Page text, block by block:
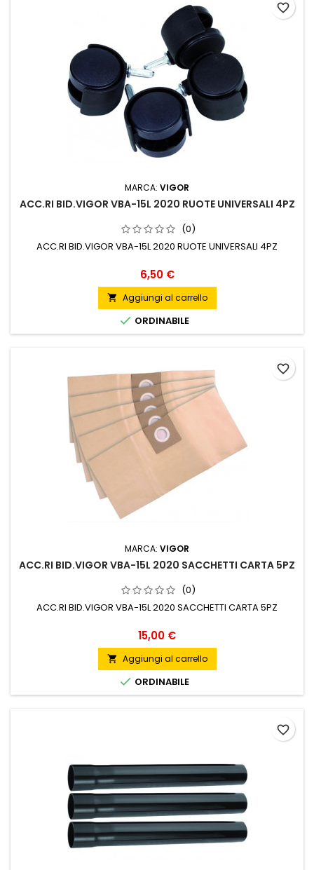
MARCA: VIGOR
ACC.RI BID.VIGOR VBA-15L 2020 RUOTE UNIVERSALI 4PZ
(0)
ACC.RI BID.VIGOR VBA-15L 2020 RUOTE UNIVERSALI 4PZ
Prezzo
6,50 €
 Aggiungi al carrello
 ORDINABILE
favorite_border
MARCA: VIGOR
ACC.RI BID.VIGOR VBA-15L 2020 SACCHETTI CARTA 5PZ
(0)
ACC.RI BID.VIGOR VBA-15L 2020 SACCHETTI CARTA 5PZ
Prezzo
15,00 €
 Aggiungi al carrello
 ORDINABILE
favorite_border
favorite_border